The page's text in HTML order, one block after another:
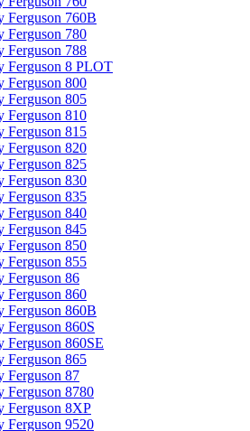
Ferguson 760B
Ferguson 780
Ferguson 788
Ferguson 8 PLOT
Ferguson 800
Ferguson 805
Ferguson 810
Ferguson 815
Ferguson 820
Ferguson 825
Ferguson 830
Ferguson 835
Ferguson 840
Ferguson 845
Ferguson 850
Ferguson 855
Ferguson 86
Ferguson 860
Ferguson 860B
Ferguson 860S
Ferguson 860SE
Ferguson 865
Ferguson 87
Ferguson 8780
Ferguson 8XP
Ferguson 9520